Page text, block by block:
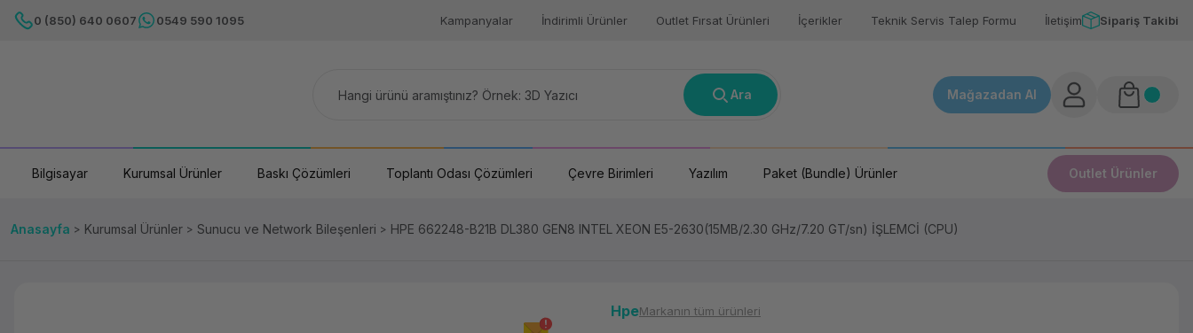
0 (850) 640 0607 0549 590 1095 Kampanyalar İndirimli Ürünler Outlet Fırsat Ürünleri İçerikler Teknik Servis Talep Formu İletişim Sipariş Takibi
Ara Mağazadan Al
Bilgisayar Kurumsal Ürünler Baskı Çözümleri Toplantı Odası Çözümleri Çevre Birimleri Yazılım Paket (Bundle) Ürünler Outlet Ürünler
Anasayfa Kurumsal Ürünler Sunucu ve Network Bileşenleri HPE 662248-B21B DL380 GEN8 INTEL XEON E5-2630(15MB/2.30 GHz/7.20 GT/sn) İŞLEMCİ (CPU)
HpeMarkanın tüm ürünleri